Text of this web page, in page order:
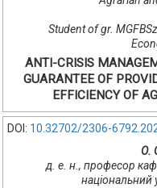
Student of gr.
ANTI-CRISIS
GUARANTEE OF
EFFICIENCY OF
DOI: 10.32702/2306-
О.
д. е. н., професор
національний